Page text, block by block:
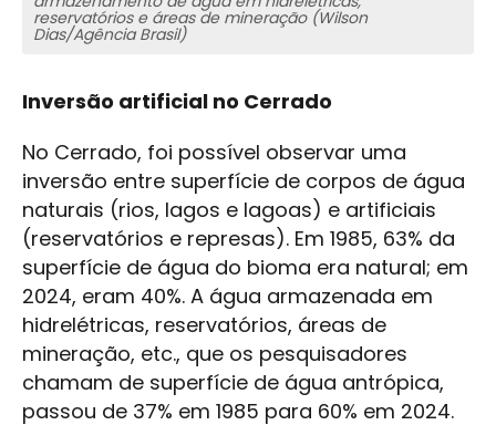
reservatórios e áreas de mineração (Wilson
Dias/Agência Brasil)
Inversão artificial no Cerrado
No Cerrado, foi possível observar uma
inversão entre superfície de corpos de água
naturais (rios, lagos e lagoas) e artificiais
(reservatórios e represas). Em 1985, 63% da
superfície de água do bioma era natural; em
2024, eram 40%. A água armazenada em
hidrelétricas, reservatórios, áreas de
mineração, etc., que os pesquisadores
chamam de superfície de água antrópica,
passou de 37% em 1985 para 60% em 2024.